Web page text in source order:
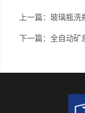
上一篇：玻璃瓶洗
下一篇：全自动矿